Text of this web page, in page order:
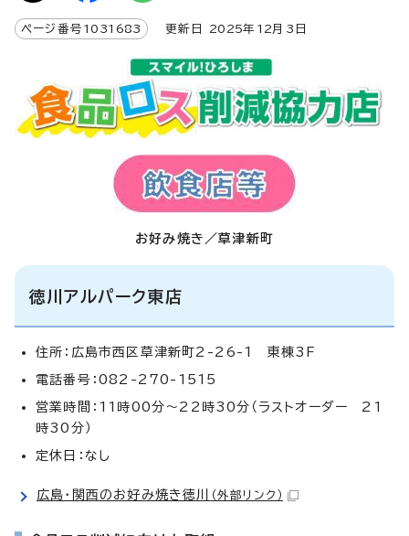
ページ番号 1031683 更新日 2025年 12月3日
お好み焼き／草津新町
徳川アルパーク東店
住所：広島市西区草津新町2-26-1 東棟3F
電話番号：082-270-1515
営業時間：11時00分～22時30分（ラストオーダー 21
時30分）
定休日：なし
広島・関西のお好み焼き徳川 （外部リンク）